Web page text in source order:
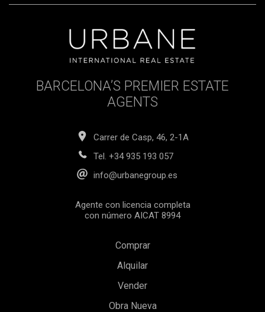
BARCELONA’S PREMIER ESTATE
AGENTS
Carrer de Casp, 46, 2-1A
Tel. +34 935 193 057
info@urbanegroup.es
Agente con licencia completa
con número AICAT 8994
Comprar
Alquilar
Vender
Obra Nueva